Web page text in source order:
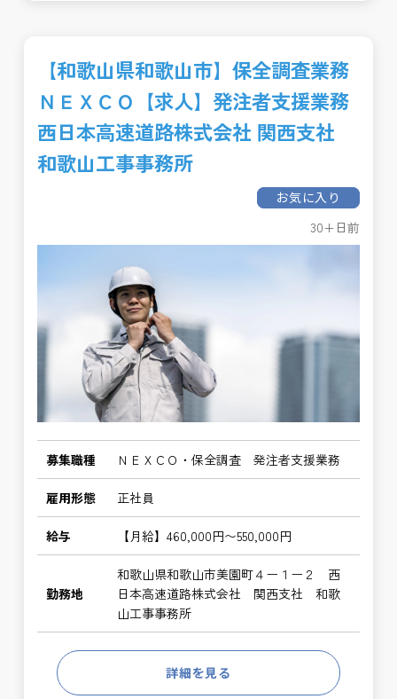
【和歌山県和歌山市】保全調査業務
ＮＥＸＣＯ【求人】発注者支援業務
西日本高速道路株式会社 関西支社
和歌山工事事務所
お気に入り
30+日前
募集職種 ＮＥＸＣＯ・保全調査 発注者支援業務
雇用形態 正社員
給与 【月給】460,000円〜550,000円
勤務地
和歌山県和歌山市美園町４ー１ー２ 西
日本高速道路株式会社 関西支社 和歌
山工事事務所
詳細を見る